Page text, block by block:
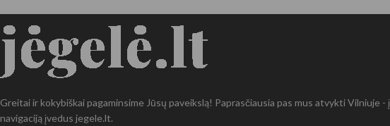
Greitai ir kokybiškai pagaminsime Jūsų paveikslą! Paprasčiausia pas mus atvykti Vilniuje - į
navigaciją įvedus jegele.lt.